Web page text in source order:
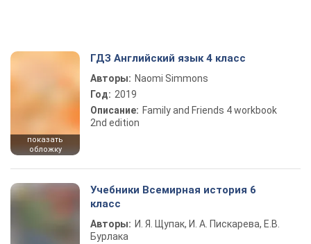
показать
обложку
ГДЗ Английский язык 4 класс
Авторы: Naomi Simmons
Год: 2019
Описание: Family and Friends 4 workbook
2nd edition
Учебники Всемирная история 6
класс
Авторы: И. Я. Щупак, И. А. Пискарева, Е.В.
Бурлака